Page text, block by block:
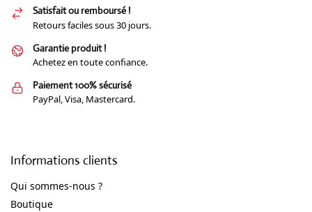
Satisfait ou remboursé !
Retours faciles sous 30 jours.
Garantie produit !
Achetez en toute confiance.
Paiement 100% sécurisé
PayPal, Visa, Mastercard.
Informations clients
Qui sommes-nous ?
Boutique